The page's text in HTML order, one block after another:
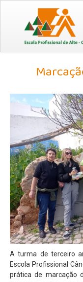
Técnico/a
Técnico/a de
CEF - Operador
EPA / EPCG
Origem da Escola
Recursos
Visão | Missão |
Documentação
Parcerias
Perguntas
Entidade
A turma de terceiro
Escola Profissional
prática de marcação